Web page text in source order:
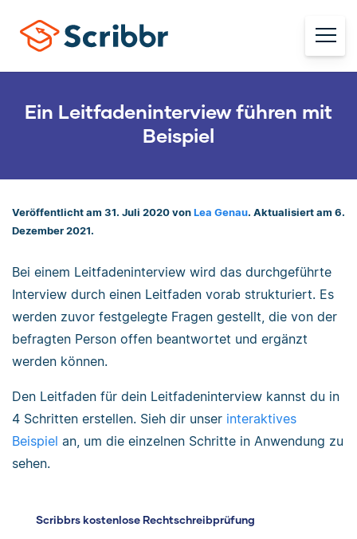
Ein Leitfadeninterview führen mit
Beispiel
Veröffentlicht am 31. Juli 2020 von Lea Genau. Aktualisiert am 6.
Dezember 2021.
Bei einem Leitfadeninterview wird das durchgeführte
Interview durch einen Leitfaden vorab strukturiert. Es
werden zuvor festgelegte Fragen gestellt, die von der
befragten Person offen beantwortet und ergänzt
werden können.
Den Leitfaden für dein Leitfadeninterview kannst du in
4 Schritten erstellen. Sieh dir unser interaktives
Beispiel an, um die einzelnen Schritte in Anwendung zu
sehen.
Scribbrs kostenlose Rechtschreibprüfung